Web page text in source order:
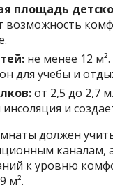
площадь
возможность
не менее 12
для учебы и
от 2,5 до 2,7
инсоляция и
должен
каналам,
к уровню
м².